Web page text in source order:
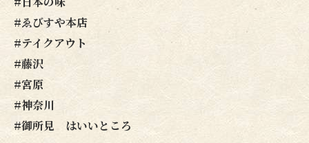
#ゑびすや本店
#テイクアウト
#藤沢
#宮原
#神奈川
#御所見 はいいところ